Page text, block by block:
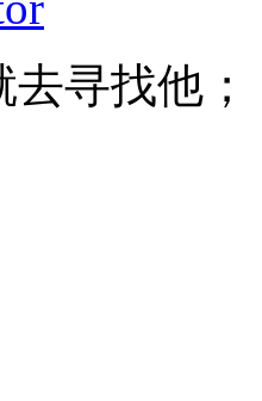
去寻找他；